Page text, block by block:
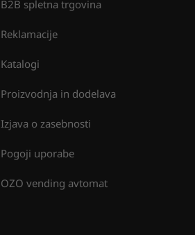
B2B spletna trgovina
Reklamacije
Katalogi
Proizvodnja in dodelava
Izjava o zasebnosti
Pogoji uporabe
OZO vending avtomat